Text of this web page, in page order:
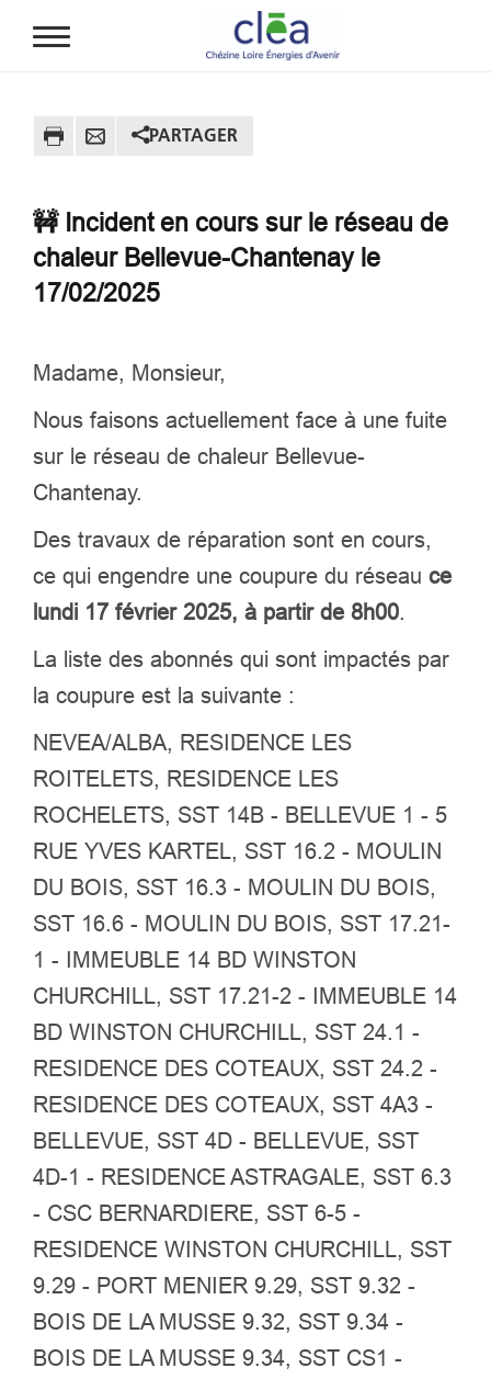
PARTAGER
🚧 Incident en cours sur le réseau de
chaleur Bellevue-Chantenay le
17/02/2025
Madame, Monsieur,
Nous faisons actuellement face à une fuite
sur le réseau de chaleur Bellevue-
Chantenay.
Des travaux de réparation sont en cours,
ce qui engendre une coupure du réseau ce
lundi 17 février 2025, à partir de 8h00.
La liste des abonnés qui sont impactés par
la coupure est la suivante :
NEVEA/ALBA, RESIDENCE LES
ROITELETS, RESIDENCE LES
ROCHELETS, SST 14B - BELLEVUE 1 - 5
RUE YVES KARTEL, SST 16.2 - MOULIN
DU BOIS, SST 16.3 - MOULIN DU BOIS,
SST 16.6 - MOULIN DU BOIS, SST 17.21-
1 - IMMEUBLE 14 BD WINSTON
CHURCHILL, SST 17.21-2 - IMMEUBLE 14
BD WINSTON CHURCHILL, SST 24.1 -
RESIDENCE DES COTEAUX, SST 24.2 -
RESIDENCE DES COTEAUX, SST 4A3 -
BELLEVUE, SST 4D - BELLEVUE, SST
4D-1 - RESIDENCE ASTRAGALE, SST 6.3
- CSC BERNARDIERE, SST 6-5 -
RESIDENCE WINSTON CHURCHILL, SST
9.29 - PORT MENIER 9.29, SST 9.32 -
BOIS DE LA MUSSE 9.32, SST 9.34 -
BOIS DE LA MUSSE 9.34, SST CS1 -